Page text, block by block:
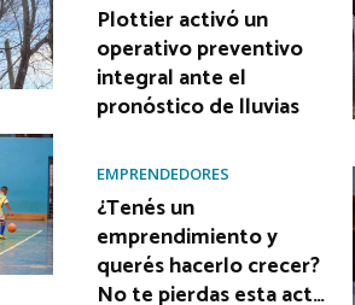
Plottier activó un
operativo preventivo
integral ante el
pronóstico de lluvias
EMPRENDEDORES
¿Tenés un
emprendimiento y
querés hacerlo crecer?
No te pierdas esta act…